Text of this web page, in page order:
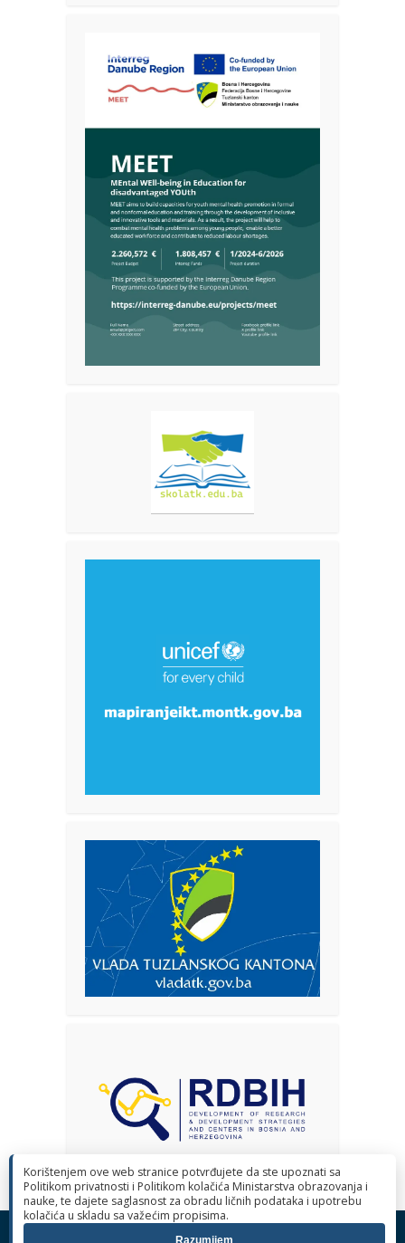
© 2026 Ministarstvo obrazovanja i nauke Tuzlanskog kantona. Sva
Korištenjem ove web stranice potvrđujete da ste upoznati sa
Politikom privatnosti i Politikom kolačića Ministarstva obrazovanja i
nauke, te dajete saglasnost za obradu ličnih podataka i upotrebu
kolačića u skladu sa važećim propisima.
Razumijem